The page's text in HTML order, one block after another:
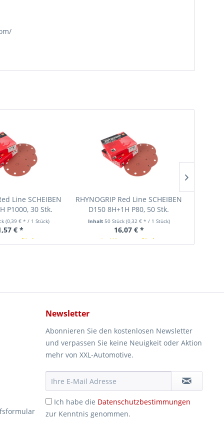
Line SCHEIBEN
P1000, 30 Stk.
(0,39 € * / 1 Stück)
€ *
verfügbar
RHYNOGRIP Red Line SCHEIBEN
D150 8H+1H P80, 50 Stk.
Inhalt 50 Stück (0,32 € * / 1 Stück)
16,07 € *
In Kürze verfügbar
Newsletter
Abonnieren Sie den kostenlosen Newsletter
und verpassen Sie keine Neuigkeit oder Aktion
mehr von XXL-Automotive.
Ich habe die Datenschutzbestimmungen
zur Kenntnis genommen.